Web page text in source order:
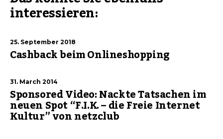
interessieren:
25. September 2018
Cashback beim Onlineshopping
31. March 2014
Sponsored Video: Nackte Tatsachen im
neuen Spot “F.I.K. – die Freie Internet
Kultur” von netzclub